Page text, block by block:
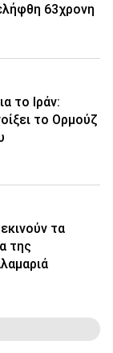
63χρονη
το Ιράν:
το Ορμούζ
τα
της